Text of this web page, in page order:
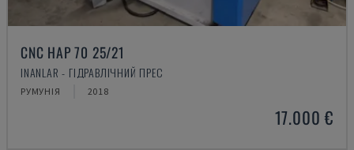
CNC HAP 70 25/21
INANLAR - ГІДРАВЛІЧНИЙ ПРЕС
РУМУНІЯ 2018
17.000 €